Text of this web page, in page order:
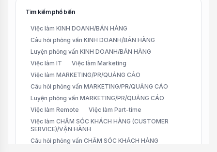
Tìm kiếm phổ biến
Việc làm KINH DOANH/BÁN HÀNG
Câu hỏi phỏng vấn KINH DOANH/BÁN HÀNG
Luyện phỏng vấn KINH DOANH/BÁN HÀNG
Việc làm IT
Việc làm Marketing
Việc làm MARKETING/PR/QUẢNG CÁO
Câu hỏi phỏng vấn MARKETING/PR/QUẢNG CÁO
Luyện phỏng vấn MARKETING/PR/QUẢNG CÁO
Việc làm Remote
Việc làm Part-time
Việc làm CHĂM SÓC KHÁCH HÀNG (CUSTOMER
SERVICE)/VẬN HÀNH
Câu hỏi phỏng vấn CHĂM SÓC KHÁCH HÀNG